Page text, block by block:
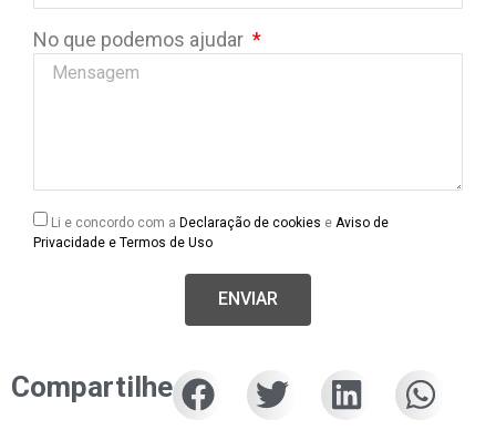
No que podemos ajudar
Li e concordo com a Declaração de cookies e Aviso de
Privacidade e Termos de Uso
ENVIAR
Compartilhe